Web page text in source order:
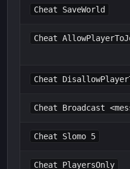
Cheat SaveWorld
Cheat
Cheat
Cheat Broadcast
Cheat Slomo 5
Cheat PlayersOnly